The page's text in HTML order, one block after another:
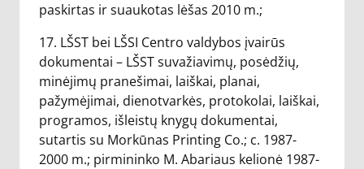
paskirtas ir suaukotas lėšas 2010 m.;
17. LŠST bei LŠSI Centro valdybos įvairūs
dokumentai – LŠST suvažiavimų, posėdžių,
minėjimų pranešimai, laiškai, planai,
pažymėjimai, dienotvarkės, protokolai, laiškai,
programos, išleistų knygų dokumentai,
sutartis su Morkūnas Printing Co.; c. 1987-
2000 m.; pirmininko M. Abariaus kelionė 1987-